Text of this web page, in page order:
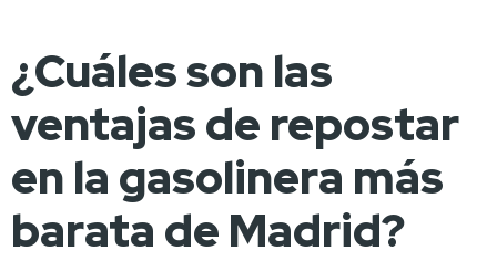
¿Cuáles son las
ventajas de repostar
en la gasolinera más
barata de Madrid?